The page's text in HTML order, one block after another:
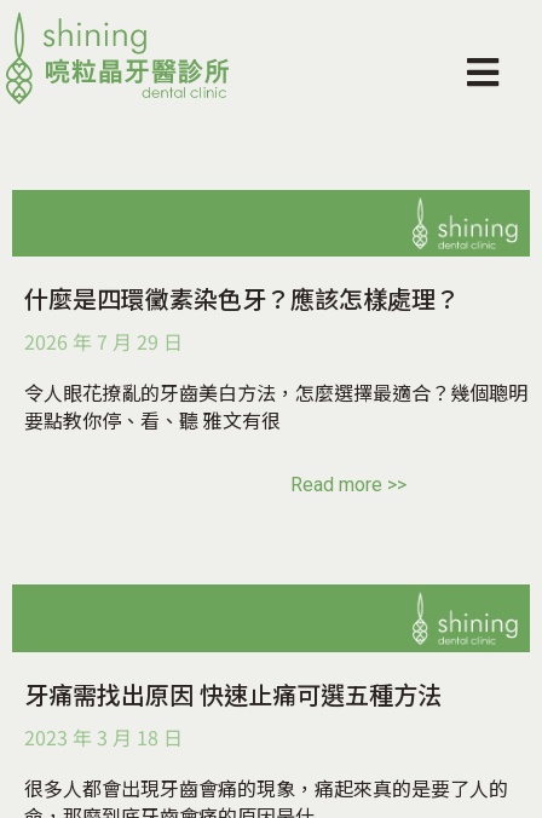
什麼是四環黴素染色牙？應該怎樣處理？
2026 年 7 月 29 日
令人眼花撩亂的牙齒美白方法，怎麼選擇最適合？幾個聰明
要點教你停、看、聽 雅文有很
Read more >>
牙痛需找出原因 快速止痛可選五種方法
2023 年 3 月 18 日
很多人都會出現牙齒會痛的現象，痛起來真的是要了人的